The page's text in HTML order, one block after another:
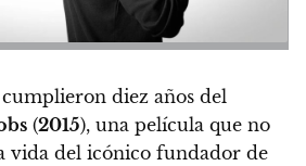
cumplieron diez años del
(2015), una película que no
vida del icónico fundador de